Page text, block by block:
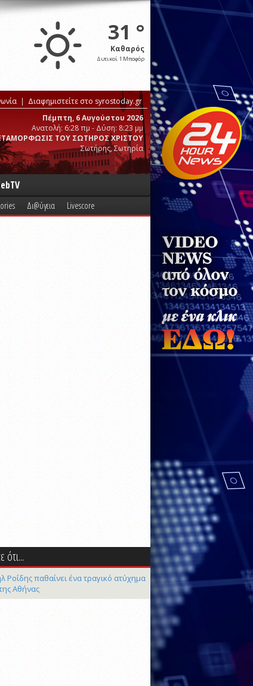
31 °
Καθαρός
Δυτικοί 1 Μποφόρ
Διαφημιστείτε στο syrostoday.gr
Πέμπτη, 6 Αυγούστου 2026
Ανατολή: 6:28 πμ - Δύση: 8:23 μμ
ΤΟΥ ΣΩΤΗΡΟΣ ΧΡΙΣΤΟΥ
Σωτήρης, Σωτηρία
Δι@ύγεια Livescore
ότι...
Ροΐδης παθαίνει ένα τραγικό ατύχημα
Αθήνας